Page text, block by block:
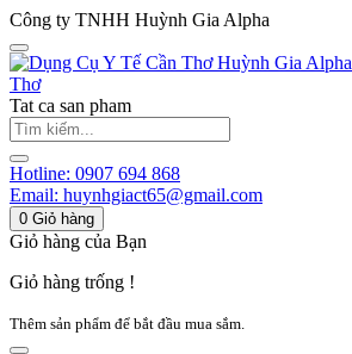
Công ty TNHH Huỳnh Gia Alpha
Huỳnh Gia Alpha
Thơ
Tat ca san pham
Hotline: 0907 694 868
Email: huynhgiact65@gmail.com
0 Giỏ hàng
Giỏ hàng của Bạn
Giỏ hàng trống !
Thêm sản phẩm để bắt đầu mua sắm.